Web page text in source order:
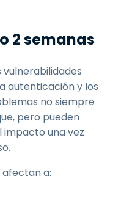
2 semanas
autenticación y los
no siempre
pero pueden
una vez
afectan a: